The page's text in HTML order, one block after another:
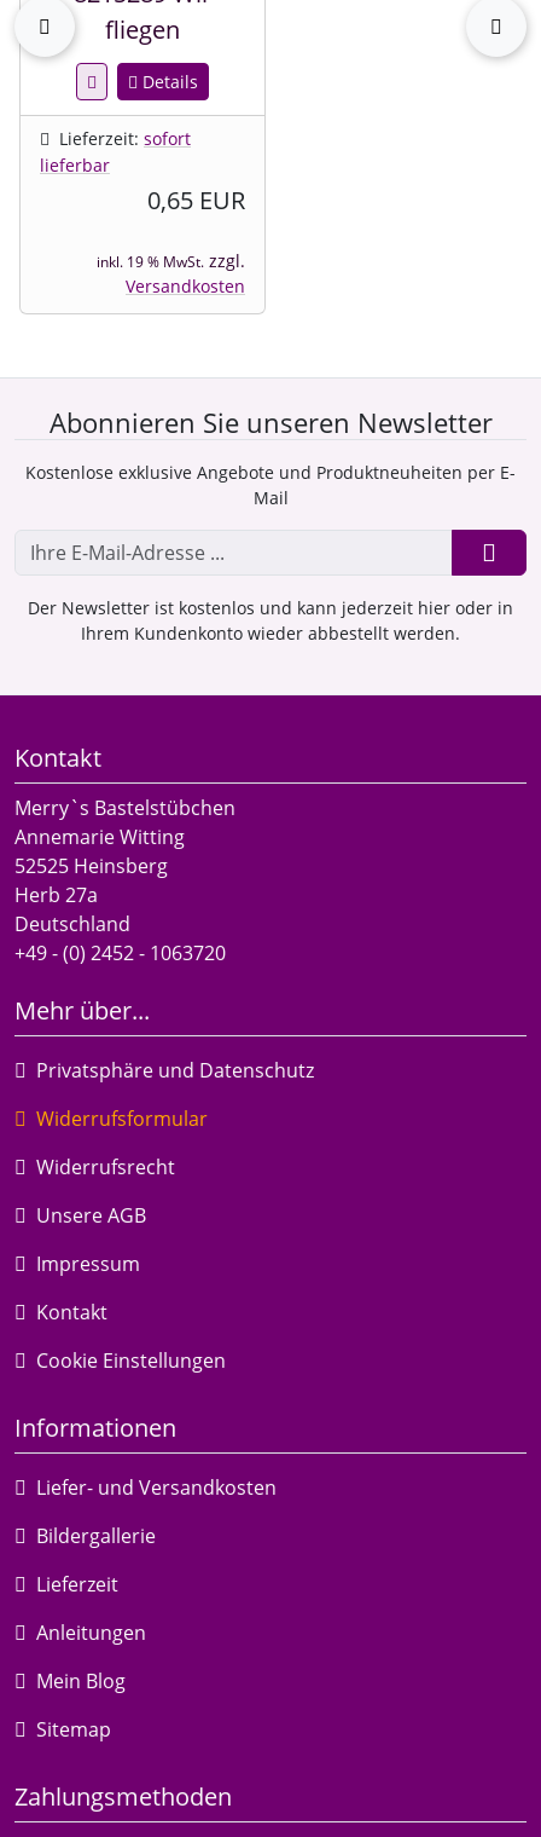
zurückfliegen
Details
Lieferzeit: sofort
lieferbar
0,65 EUR
inkl. 19 % MwSt. zzgl.
Versandkosten
Abonnieren Sie unseren Newsletter
Kostenlose exklusive Angebote und Produktneuheiten per E-
Mail
Der Newsletter ist kostenlos und kann jederzeit hier oder in
Ihrem Kundenkonto wieder abbestellt werden.
Kontakt
Merry`s Bastelstübchen
Annemarie Witting
52525 Heinsberg
Herb 27a
Deutschland
+49 - (0) 2452 - 1063720
Mehr über...
Privatsphäre und Datenschutz
Widerrufsformular
Widerrufsrecht
Unsere AGB
Impressum
Kontakt
Cookie Einstellungen
Informationen
Liefer- und Versandkosten
Bildergallerie
Lieferzeit
Anleitungen
Mein Blog
Sitemap
Zahlungsmethoden